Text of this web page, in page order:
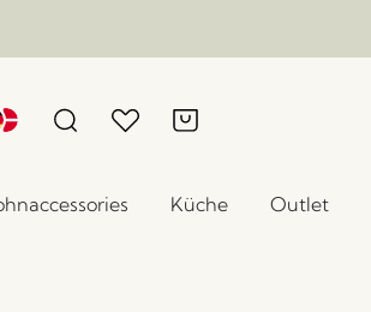
Küche Outlet